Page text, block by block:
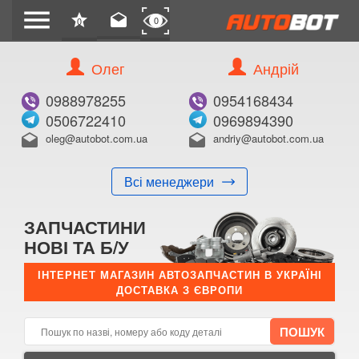
menu star
0 drafts 0
Олег
0988978255
0506722410
drafts oleg@autobot.com.ua
Всі менеджери
Андрій
0954168434
0969894390
drafts andriy@autobot.com.ua
ЗАПЧАСТИНИ
НОВІ ТА Б/У
ІНТЕРНЕТ МАГАЗИН АВТОЗАПЧАСТИН В УКРАЇНІ
ДОСТАВКА З ЄВРОПИ
КУПИТИ
Оригінальний номер:
Примітка:
E-mail:
Телефон: